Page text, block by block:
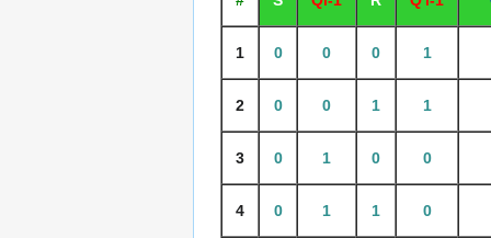
1 0 0 0 1
2 0 0 1 1
3 0 1 0 0
4 0 1 1 0